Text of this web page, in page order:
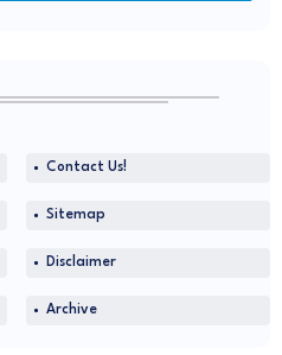
Contact Us!
Sitemap
Disclaimer
Archive